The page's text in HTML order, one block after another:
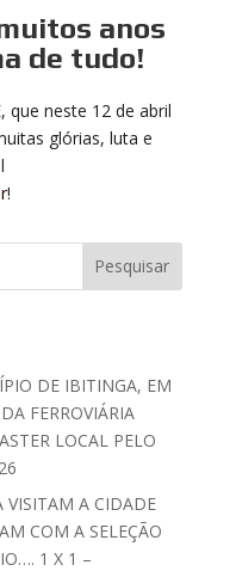
anos
de tudo!
que neste 12 de abril
glórias, luta e
!
DE IBITINGA, EM
FERROVIÁRIA
LOCAL PELO
VISITAM A CIDADE
COM A SELEÇÃO
1 X 1 –